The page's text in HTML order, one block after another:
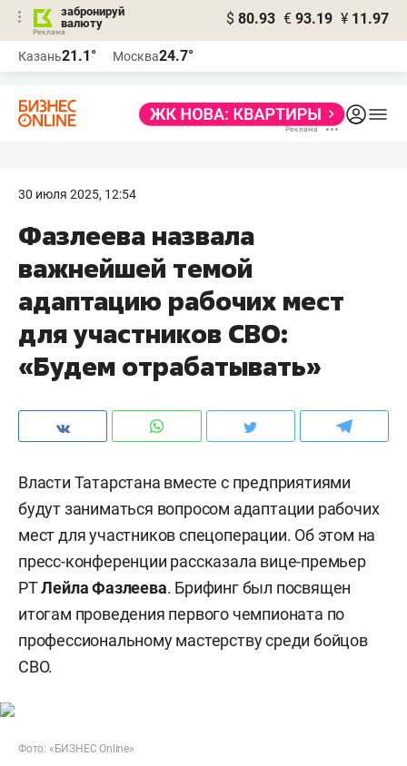
забронируй
валюту
$ 80.93 € 93.19 ¥ 11.97
Казань21.1° Москва24.7°
30 июля 2025, 12:54
Фазлеева назвала
важнейшей темой
адаптацию рабочих мест
для участников СВО:
«Будем отрабатывать»
Власти Татарстана вместе с предприятиями
будут заниматься вопросом адаптации рабочих
мест для участников спецоперации. Об этом на
пресс-конференции рассказала вице-премьер
РТЛейла Фазлеева. Брифинг был посвящен
итогам проведения первого чемпионата по
профессиональному мастерству среди бойцов
СВО.
Фото: «БИЗНЕС Online»